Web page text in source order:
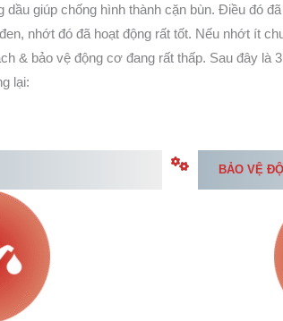
giúp chống hình thành cặn bùn. Điều đó đã
nhớt đó đã hoạt động rất tốt. Nếu nhớt ít
& bảo vệ động cơ đang rất thấp. Sau đây là
lại:
BẢO VỆ